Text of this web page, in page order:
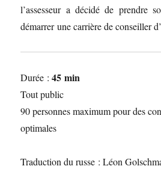
l’assesseur a décidé de prendre
démarrer une carrière de conseiller
Durée :45 min
Tout public
90 personnes maximum pour des
optimales
Traduction du russe : Léon